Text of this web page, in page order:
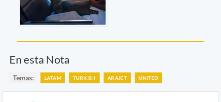
En esta Nota
Temas: LATAM TURKISH ARAJET UNITED